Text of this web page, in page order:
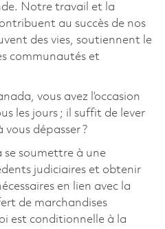
Notre travail et la
au succès de nos
des vies, soutiennent le
communautés et
vous avez l’occasion
les jours ; il suffit de lever
vous dépasser ?
se soumettre à une
judiciaires et obtenir
en lien avec la
de marchandises
est conditionnelle à la